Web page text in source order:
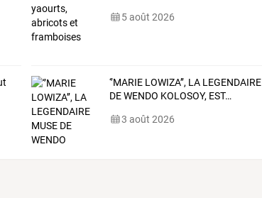
5 août 2026
‘’MARIE LOWIZA’’, LA LEGENDAIRE
DEWENDO KOLOSOY, EST…
3 août 2026